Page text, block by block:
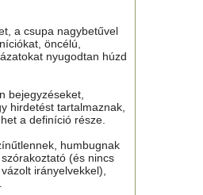
a csupa nagybetűvel
öncélú,
nyugodtan húzd
bejegyzéseket,
hirdetést tartalmaznak,
a definíció része.
humbugnak
(és nincs
irányelvekkel),